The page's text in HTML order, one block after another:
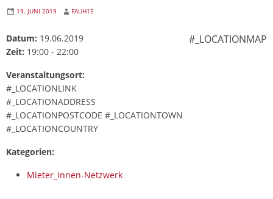
19. JUNI 2019 FAUH15
#_LOCATIONMAP
Datum: 19.06.2019
Zeit: 19:00 - 22:00
Veranstaltungsort:
#_LOCATIONLINK
#_LOCATIONADDRESS
#_LOCATIONPOSTCODE #_LOCATIONTOWN
#_LOCATIONCOUNTRY
Kategorien:
Mieter_innen-Netzwerk